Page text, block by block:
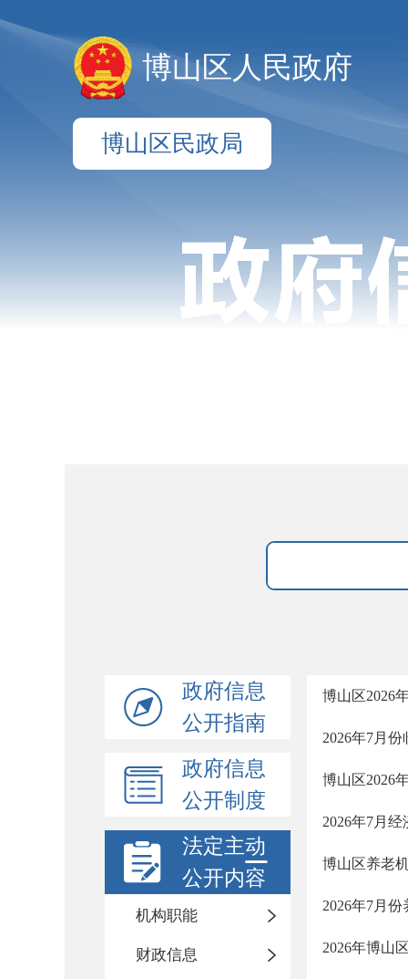
博山区人民政府
博山区民政局
政府信息
公开指南
政府信息
公开制度
法定主动
公开内容
机构职能
财政信息
博山区2026
2026年7月
博山区2026
2026年7月
博山区养老
2026年7月
2026年博山